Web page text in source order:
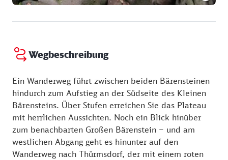
Wegbeschreibung
Ein Wanderweg führt zwischen beiden Bärensteinen
hindurch zum Aufstieg an der Südseite des Kleinen
Bärensteins. Über Stufen erreichen Sie das Plateau
mit herrlichen Aussichten. Noch ein Blick hinüber
zum benachbarten Großen Bärenstein – und am
westlichen Abgang geht es hinunter auf den
Wanderweg nach Thürmsdorf, der mit einem roten